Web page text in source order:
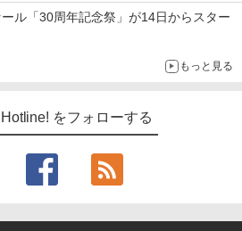
ル「30周年記念祭」が14日からスター
もっと見る
をフォローする